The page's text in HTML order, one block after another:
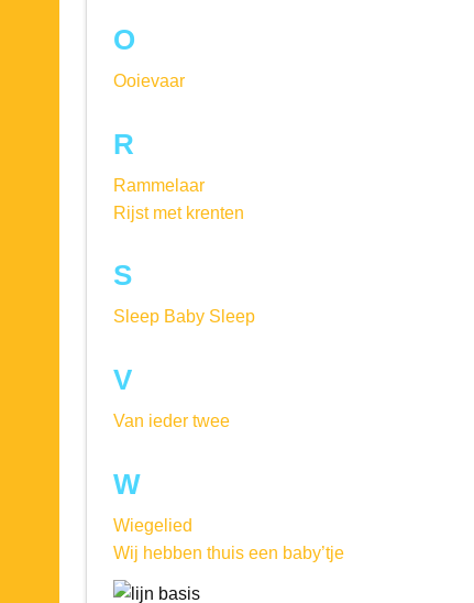
O
Ooievaar
R
Rammelaar
Rijst met krenten
S
Sleep Baby Sleep
V
Van ieder twee
W
Wiegelied
Wij hebben thuis een baby’tje